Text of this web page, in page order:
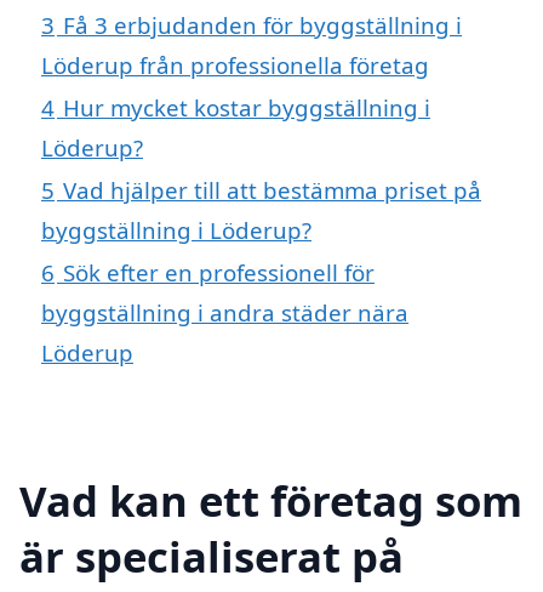
3 Få 3 erbjudanden för byggställning i
Löderup från professionella företag
4 Hur mycket kostar byggställning i
Löderup?
5 Vad hjälper till att bestämma priset på
byggställning i Löderup?
6 Sök efter en professionell för
byggställning i andra städer nära
Löderup
Vad kan ett företag som
är specialiserat på